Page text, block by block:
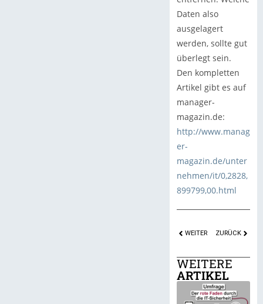
Daten also
ausgelagert
werden, sollte gut
überlegt sein.
Den kompletten
Artikel gibt es auf
manager-
magazin.de:
http://www.manag
er-
magazin.de/unter
nehmen/it/0,2828,
899799,00.html
WEITER ZURÜCK
WEITERE
ARTIKEL